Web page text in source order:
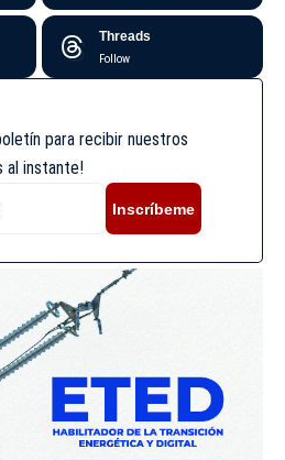
Threads
Follow
para recibir nuestros
al instante!
Inscríbeme